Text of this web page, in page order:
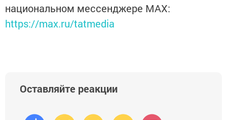
национальном мессенджере MАХ:
https://max.ru/tatmedia
Оставляйте реакции